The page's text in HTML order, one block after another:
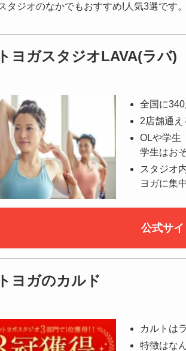
タジオのなかでもおすすめ!人気3選です。
ヨガスタジオLAVA(ラバ)
全国に
2店舗通
OLや学生
学生はお
スタジオ
ヨガに集
公式サイ
ヨガのカルド
カルトは
特徴はな